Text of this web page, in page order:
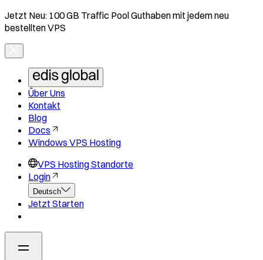
Jetzt Neu: 100 GB Traffic Pool Guthaben mit jedem neu
bestellten VPS
Über Uns
Kontakt
Blog
Docs
Windows VPS Hosting
VPS Hosting Standorte
Login
Deutsch
Jetzt Starten